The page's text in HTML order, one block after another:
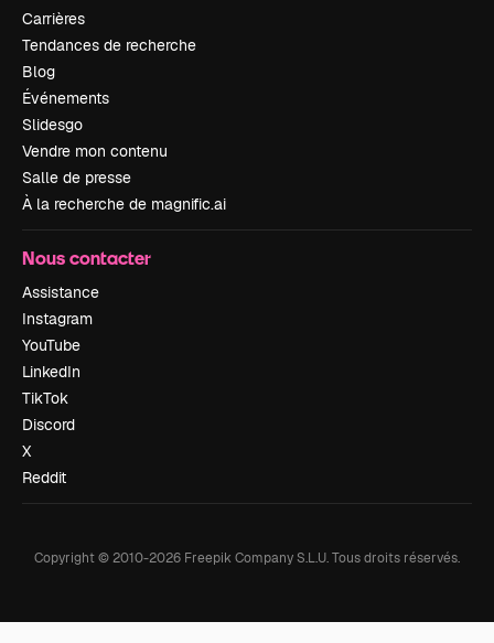
Carrières
Tendances de recherche
Blog
Événements
Slidesgo
Vendre mon contenu
Salle de presse
À la recherche de magnific.ai
Nous contacter
Assistance
Instagram
YouTube
LinkedIn
TikTok
Discord
X
Reddit
Copyright © 2010-2026 Freepik Company S.L.U.Tous droits réservés.